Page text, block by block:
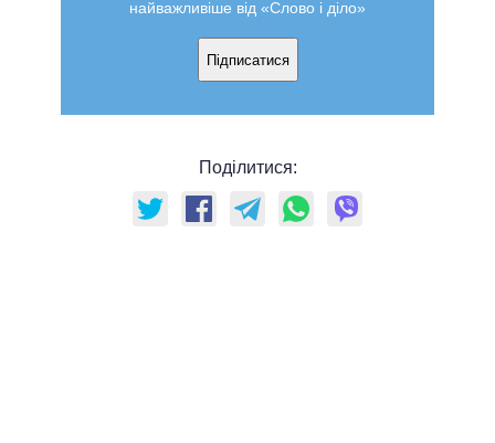
найважливіше від «Слово і діло»
Підписатися
Поділитися: